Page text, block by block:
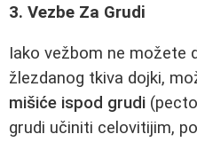
3. Vezbe Za Grudi
Iako vežbom ne možete
žlezdanog tkiva dojki,
mišiće ispod grudi
grudi učiniti celovitijim,